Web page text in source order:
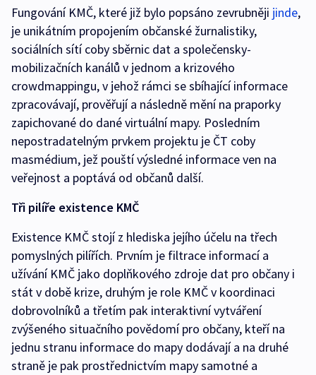
Fungování KMČ, které již bylo popsáno zevrubněji jinde,
je unikátním propojením občanské žurnalistiky,
sociálních sítí coby sběrnic dat a společensky-
mobilizačních kanálů v jednom a krizového
crowdmappingu, v jehož rámci se sbíhající informace
zpracovávají, prověřují a následně mění na praporky
zapichované do dané virtuální mapy. Posledním
nepostradatelným prvkem projektu je ČT coby
masmédium, jež pouští výsledné informace ven na
veřejnost a poptává od občanů další.
Tři pilíře existence KMČ
Existence KMČ stojí z hlediska jejího účelu na třech
pomyslných pilířích. Prvním je filtrace informací a
užívání KMČ jako doplňkového zdroje dat pro občany i
stát v době krize, druhým je role KMČ v koordinaci
dobrovolníků a třetím pak interaktivní vytváření
zvýšeného situačního povědomí pro občany, kteří na
jednu stranu informace do mapy dodávají a na druhé
straně je pak prostřednictvím mapy samotné a